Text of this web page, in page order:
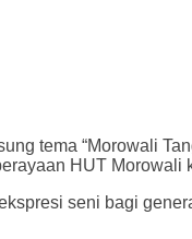
tema “Morowali
HUT Morowali
seni bagi